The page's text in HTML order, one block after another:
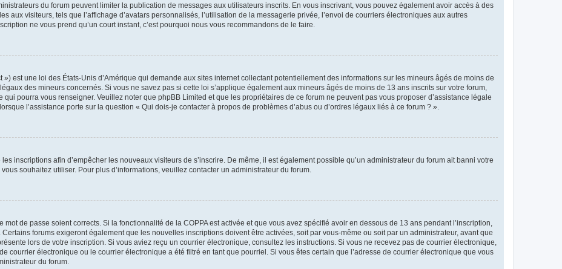
du forum peuvent limiter la publication de messages aux utilisateurs inscrits. En vous inscrivant, vous pouvez également avoir accès à des
aux visiteurs, tels que l’affichage d’avatars personnalisés, l’utilisation de la messagerie privée, l’envoi de courriers électroniques aux autres
ne vous prend qu’un court instant, c’est pourquoi nous vous recommandons de le faire.
») est une loi des États-Unis d’Amérique qui demande aux sites internet collectant potentiellement des informations sur les mineurs âgés de moins de
des mineurs concernés. Si vous ne savez pas si cette loi s’applique également aux mineurs âgés de moins de 13 ans inscrits sur votre forum,
pourra vous renseigner. Veuillez noter que phpBB Limited et que les propriétaires de ce forum ne peuvent pas vous proposer d’assistance légale
l’assistance porte sur la question « Qui dois-je contacter à propos de problèmes d’abus ou d’ordres légaux liés à ce forum ? ».
inscriptions afin d’empêcher les nouveaux visiteurs de s’inscrire. De même, il est également possible qu’un administrateur du forum ait banni votre
souhaitez utiliser. Pour plus d’informations, veuillez contacter un administrateur du forum.
de passe soient corrects. Si la fonctionnalité de la COPPA est activée et que vous avez spécifié avoir en dessous de 13 ans pendant l’inscription,
forums exigeront également que les nouvelles inscriptions doivent être activées, soit par vous-même ou soit par un administrateur, avant que
lors de votre inscription. Si vous aviez reçu un courrier électronique, consultez les instructions. Si vous ne recevez pas de courrier électronique,
courrier électronique ou le courrier électronique a été filtré en tant que pourriel. Si vous êtes certain que l’adresse de courrier électronique que vous
du forum.